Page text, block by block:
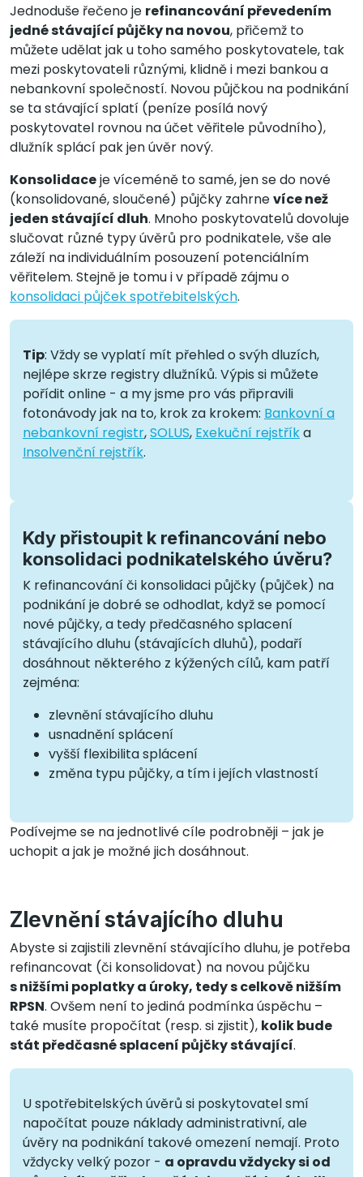
Jednoduše řečeno je refinancování převedením
jedné stávající půjčky na novou, přičemž to
můžete udělat jak u toho samého poskytovatele, tak
mezi poskytovateli různými, klidně i mezi bankou a
nebankovní společností. Novou půjčkou na podnikání
se ta stávající splatí (peníze posílá nový
poskytovatel rovnou na účet věřitele původního),
dlužník splácí pak jen úvěr nový.
Konsolidaceje víceméně to samé, jen se do nové
(konsolidované, sloučené) půjčky zahrnevíce než
jeden stávající dluh. Mnoho poskytovatelů dovoluje
slučovat různé typy úvěrů pro podnikatele, vše ale
záleží na individuálním posouzení potenciálním
věřitelem. Stejně je tomu i v případě zájmu o
konsolidaci půjček spotřebitelských.
Tip: Vždy se vyplatí mít přehled o svýh dluzích,
nejlépe skrze registry dlužníků. Výpis si můžete
pořídit online - a my jsme pro vás připravili
fotonávody jak na to, krok za krokem: Bankovní a
nebankovní registr,SOLUS, Exekuční rejstříka
Insolvenční rejstřík.
Kdy přistoupit k refinancování nebo
konsolidaci podnikatelského úvěru?
K refinancování či konsolidaci půjčky (půjček) na
podnikání je dobré se odhodlat, když se pomocí
nové půjčky, a tedy předčasného splacení
stávajícího dluhu (stávajících dluhů), podaří
dosáhnout některého z kýžených cílů, kam patří
zejména:
zlevnění stávajícího dluhu
usnadnění splácení
vyšší flexibilita splácení
změna typu půjčky, a tím i jejích vlastností
Podívejme se na jednotlivé cíle podrobněji – jak je
uchopit a jak je možné jich dosáhnout.
Zlevnění stávajícího dluhu
Abyste si zajistili zlevnění stávajícího dluhu, je potřeba
refinancovat (či konsolidovat) na novou půjčku
s nižšími poplatky a úroky, tedy s celkově nižším
RPSN. Ovšem není to jediná podmínka úspěchu –
také musíte propočítat (resp. si zjistit), kolik bude
stát předčasné splacení půjčky stávající.
U spotřebitelských úvěrů si poskytovatel smí
napočítat pouze náklady administrativní, ale
úvěry na podnikání takové omezení nemají. Proto
vždycky velký pozor - a opravdu vždycky si od